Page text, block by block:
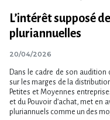
L’intérêt supposé
pluriannuelles
20/04/2026
Dans le cadre de son
sur les marges de la
Petites et Moyennes
et du Pouvoir d​‌’achat, met en
pluriannuels comme un des